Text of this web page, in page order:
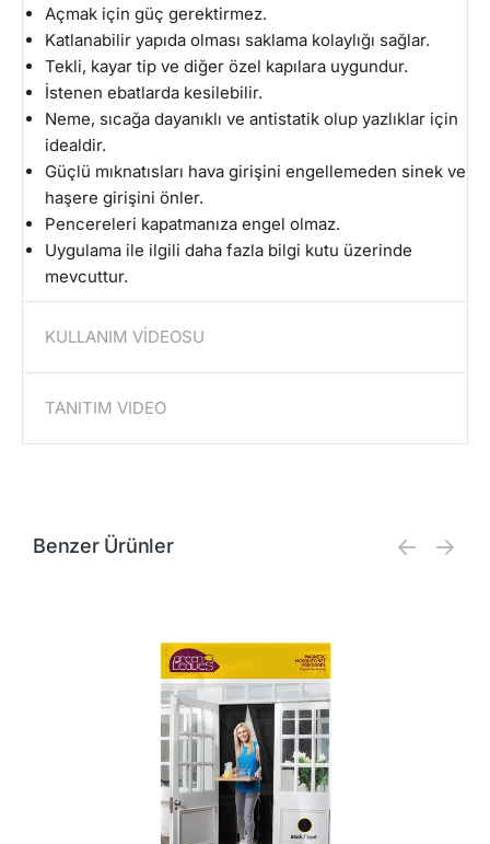
Açmak için güç gerektirmez.
Katlanabilir yapıda olması saklama kolaylığı sağlar.
Tekli, kayar tip ve diğer özel kapılara uygundur.
İstenen ebatlarda kesilebilir.
Neme, sıcağa dayanıklı ve antistatik olup yazlıklar için
idealdir.
Güçlü mıknatısları hava girişini engellemeden sinek ve
haşere girişini önler.
Pencereleri kapatmanıza engel olmaz.
Uygulama ile ilgili daha fazla bilgi kutu üzerinde
mevcuttur.
KULLANIM VİDEOSU
TANITIM VIDEO
Benzer Ürünler